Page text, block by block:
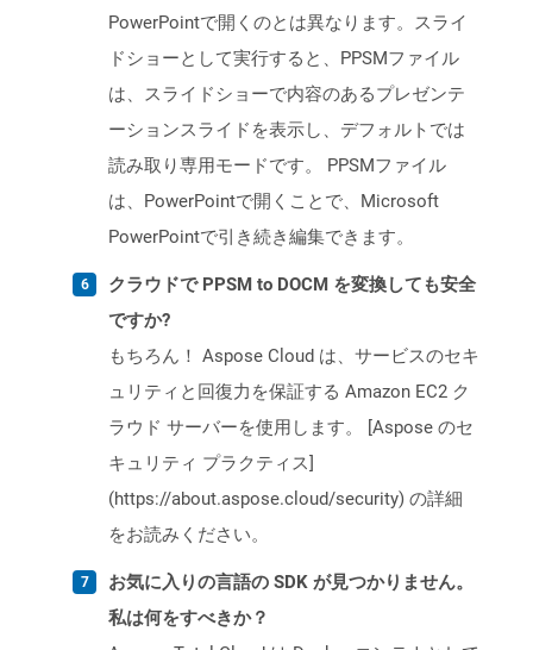
PowerPointで開くのとは異なります。スライ
ドショーとして実行すると、PPSMファイル
は、スライドショーで内容のあるプレゼンテ
ーションスライドを表示し、デフォルトでは
読み取り専用モードです。 PPSMファイル
は、PowerPointで開くことで、Microsoft
PowerPointで引き続き編集できます。
クラウドで PPSM to DOCM を変換しても安全
ですか?
もちろん！ Aspose Cloud は、サービスのセキ
ュリティと回復力を保証する Amazon EC2 ク
ラウド サーバーを使用します。 [Aspose のセ
キュリティ プラクティス]
(https://about.aspose.cloud/security) の詳細
をお読みください。
お気に入りの言語の SDK が見つかりません。
私は何をすべきか？